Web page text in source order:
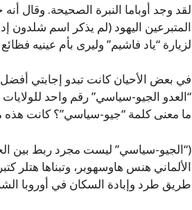
لقد وجد أوباما النبرة الصحيحة. وقال
المتبرعين اليهود (لم يذكر اسم شلدون
لزيارة “ياد فاشيم” وليرى بأم عينيه فظائع
في بعض الأحيان كانت تبدو إجابتي
“العدو الجيو-سياسي” رقم واحد
ما معنى كلمة “جيو-سياسي”؟ كانت هذه
(“الجيو-سياسي” ليست مجرد ربط بين
الألماني هنس هاوسهوبر، وتبناها
طريق طرد وإبادة السكان في أوروبا